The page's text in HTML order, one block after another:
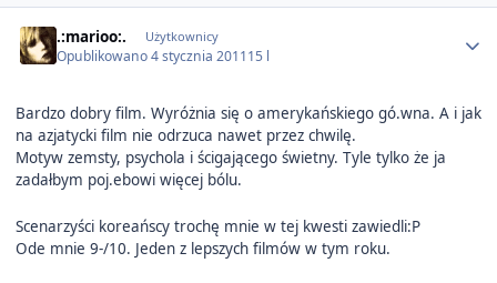
.:marioo:. Użytkownicy
Opublikowano4 stycznia 201115 l
Bardzo dobry film. Wyróżnia się o amerykańskiego gó.wna. A i jak
na azjatycki film nie odrzuca nawet przez chwilę.
Motyw zemsty, psychola i ścigającego świetny. Tyle tylko że ja
zadałbym poj.ebowi więcej bólu.
Scenarzyści koreańscy trochę mnie w tej kwesti zawiedli:P
Ode mnie 9-/10. Jeden z lepszych filmów w tym roku.